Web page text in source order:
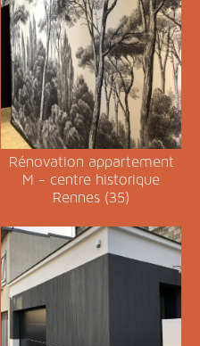
Rénovation appartement
M - centre historique
Rennes (35)